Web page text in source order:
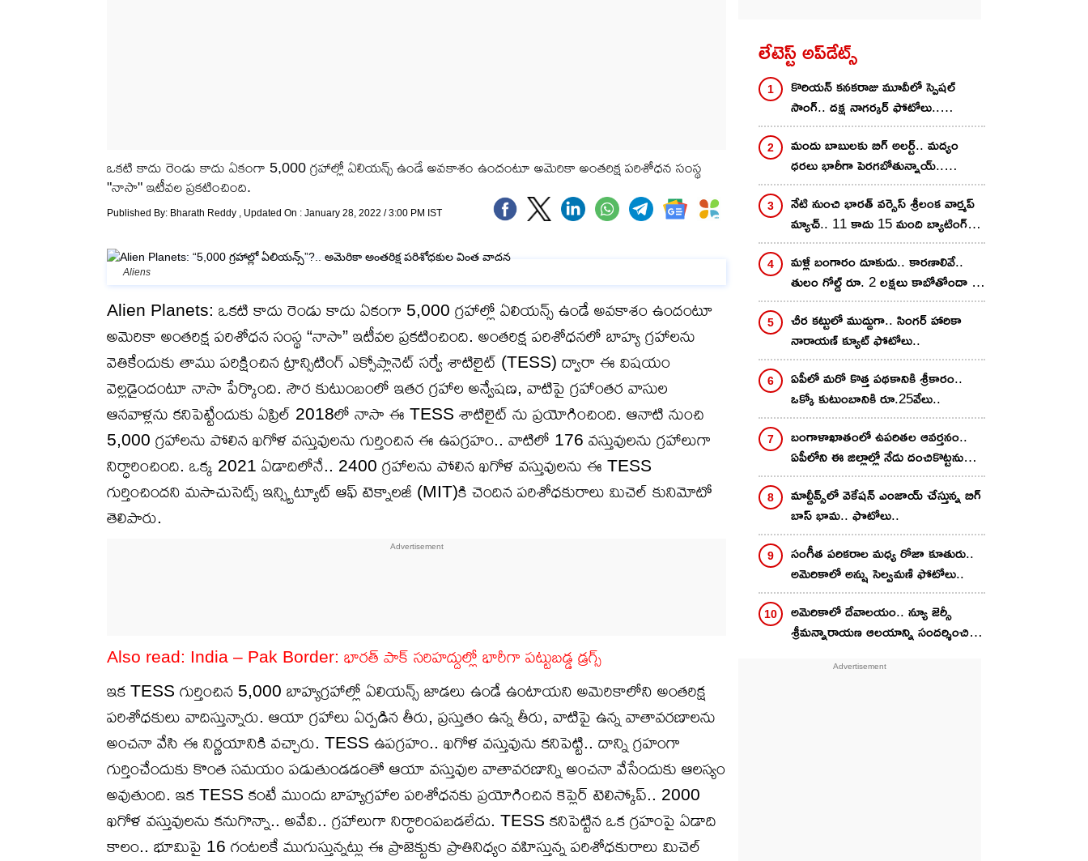
ఒకటి కాదు రెండు కాదు ఏకంగా 5,000 గ్రహాల్లో ఏలియన్స్ ఉండే అవకాశం ఉందంటూ అమెరికా అంతరిక్ష పరిశోధన సంస్థ
"నాసా" ఇటీవల ప్రకటించింది.
Published By: Bharath Reddy , Updated On : January 28, 2022 / 3:00 PM IST
Aliens
Alien Planets: ఒకటి కాదు రెండు కాదు ఏకంగా 5,000 గ్రహాల్లో ఏలియన్స్ ఉండే అవకాశం ఉందంటూ
అమెరికా అంతరిక్ష పరిశోధన సంస్థ “నాసా” ఇటీవల ప్రకటించింది. అంతరిక్ష పరిశోధనలో బాహ్య గ్రహాలను
వెతికేందుకు తాము పరిక్షించిన ట్రాన్సిటింగ్ ఎక్సోప్లానెట్ సర్వే శాటిలైట్ (TESS) ద్వారా ఈ విషయం
వెల్లడైందంటూ నాసా పేర్కొంది. సౌర కుటుంబంలో ఇతర గ్రహాల అన్వేషణ, వాటిపై గ్రహాంతర వాసుల
ఆనవాళ్లను కనిపెట్టేందుకు ఏప్రిల్ 2018లో నాసా ఈ TESS శాటిలైట్ ను ప్రయోగించింది. ఆనాటి నుంచి
5,000 గ్రహాలను పోలిన ఖగోళ వస్తువులను గుర్తించిన ఈ ఉపగ్రహం.. వాటిలో 176 వస్తువులను గ్రహాలుగా
నిర్ధారించింది. ఒక్క 2021 ఏడాదిలోనే.. 2400 గ్రహాలను పోలిన ఖగోళ వస్తువులను ఈ TESS
గుర్తించిందని మసాచుసెట్స్ ఇన్స్టిట్యూట్ ఆఫ్ టెక్నాలజీ (MIT)కి చెందిన పరిశోధకురాలు మిచెల్ కునిమోటో
తెలిపారు.
Also read: India – Pak Border: భారత్ పాక్ సరిహద్దుల్లో భారీగా పట్టుబడ్డ డ్రగ్స్
ఇక TESS గుర్తించిన 5,000 బాహ్యగ్రహాల్లో ఏలియన్స్ జాడలు ఉండే ఉంటాయని అమెరికాలోని అంతరిక్ష
పరిశోధకులు వాదిస్తున్నారు. ఆయా గ్రహాలు ఏర్పడిన తీరు, ప్రస్తుతం ఉన్న తీరు, వాటిపై ఉన్న వాతావరణాలను
అంచనా వేసి ఈ నిర్ణయానికి వచ్చారు. TESS ఉపగ్రహం.. ఖగోళ వస్తువును కనిపెట్టి.. దాన్ని గ్రహంగా
గుర్తించేందుకు కొంత సమయం పడుతుండడంతో ఆయా వస్తువుల వాతావరణాన్ని అంచనా వేసేందుకు ఆలస్యం
అవుతుంది. ఇక TESS కంటే ముందు బాహ్యగ్రహాల పరిశోధనకు ప్రయోగించిన కెప్లెర్ టెలిస్కోప్.. 2000
ఖగోళ వస్తువులను కనుగొన్నా.. అవేవి.. గ్రహాలుగా నిర్ధారింపబడలేదు. TESS కనిపెట్టిన ఒక గ్రహంపై ఏడాది
కాలం.. భూమిపై 16 గంటలకే ముగుస్తున్నట్లు ఈ ప్రాజెక్టుకు ప్రాతినిధ్యం వహిస్తున్న పరిశోధకురాలు మిచెల్
లేటెస్ట్ అప్‌డేట్స్
కొరియ‌న్ కన‌క‌రాజు మూవీలో స్పెష‌ల్
సాంగ్‌.. దక్ష నాగర్కర్ ఫోటోలు..
రాస‌గుమ్మ‌డివే..
మందు బాబులకు బిగ్ అలర్ట్.. మద్యం
ధరలు భారీగా పెరగబోతున్నాయ్..
కారణాలివే? ఎంత శాతం
పెరుగుతాయంటే?
నేటి నుంచి భార‌త్ వ‌ర్సెస్ శ్రీలంక వార్మ‌ప్
మ్యాచ్‌.. 11 కాదు 15 మంది బ్యాటింగ్
చేయొచ్చు.. రూల్స్ చాలా డిఫ‌రెంట్‌
మళ్లీ బంగారం దూకుడు.. కారణాలివే..
తులం గోల్డ్ రూ. 2 లక్షలు కాబోతోందా ?
నిపుణులు ఏమన్నారంటే?
చీర క‌ట్టులో ముద్దుగా.. సింగ‌ర్ హారికా
నారాయణ్ క్యూట్ ఫోటోలు..
ఏపీలో మరో కొత్త పథకానికి శ్రీకారం..
ఒక్కో కుటుంబానికి రూ.25వేలు..
బంగాళాఖాతంలో ఉపరితల ఆవర్తనం..
ఏపీలోని ఈ జిల్లాల్లో నేడు దంచికొట్టనున్న
వానలు.. హెచ్చరికలు జారీ
మాల్దీవ్స్‌లో వెకేషన్ ఎంజాయ్ చేస్తున్న బిగ్
బాస్ భామ.. ఫొటోలు..
సంగీత పరికరాల మధ్య రోజా కూతురు..
అమెరికాలో అన్షు సెల్వమణి ఫోటోలు..
అమెరికాలో దేవాలయం.. న్యూ జెర్సీ
శ్రీమన్నారాయణ ఆలయాన్ని సందర్శించిన